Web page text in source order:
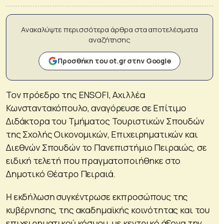
Ανακαλύψτε περισσότερα άρθρα στα αποτελέσματα
αναζήτησης
Προσθήκη του ot.gr στην Google
Τον πρόεδρο της ENSOFI, Αχιλλέα
Κωνσταντακόπουλο, αναγόρευσε σε Επίτιμο
Διδάκτορα του Τμήματος Τουριστικών Σπουδών
της Σχολής Οικονομικών, Επιχειρηματικών και
Διεθνών Σπουδών το Πανεπιστήμιο Πειραιώς, σε
ειδική τελετή που πραγματοποιήθηκε στο
Δημοτικό Θέατρο Πειραιά.
Η εκδήλωση συγκέντρωσε εκπροσώπους της
κυβέρνησης, της ακαδημαϊκής κοινότητας και του